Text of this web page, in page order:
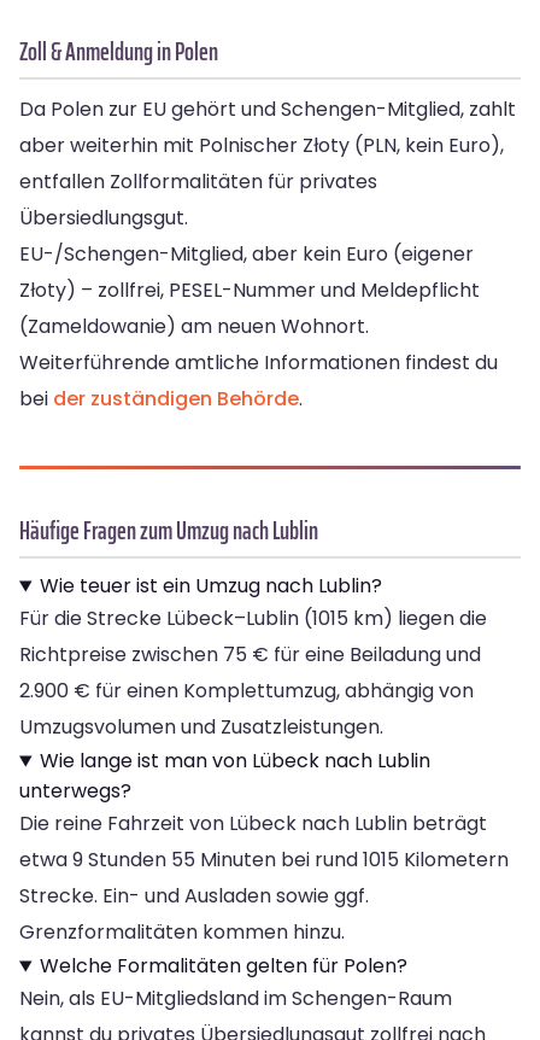
Zoll & Anmeldung in Polen
Da Polen zur EU gehört und Schengen-Mitglied, zahlt
aber weiterhin mit Polnischer Złoty (PLN, kein Euro),
entfallen Zollformalitäten für privates
Übersiedlungsgut.
EU-/Schengen-Mitglied, aber kein Euro (eigener
Złoty) – zollfrei, PESEL-Nummer und Meldepflicht
(Zameldowanie) am neuen Wohnort.
Weiterführende amtliche Informationen findest du
bei der zuständigen Behörde.
Häufige Fragen zum Umzug nach Lublin
Wie teuer ist ein Umzug nach Lublin?
Für die Strecke Lübeck–Lublin (1015 km) liegen die
Richtpreise zwischen 75 € für eine Beiladung und
2.900 € für einen Komplettumzug, abhängig von
Umzugsvolumen und Zusatzleistungen.
Wie lange ist man von Lübeck nach Lublin
unterwegs?
Die reine Fahrzeit von Lübeck nach Lublin beträgt
etwa 9 Stunden 55 Minuten bei rund 1015 Kilometern
Strecke. Ein- und Ausladen sowie ggf.
Grenzformalitäten kommen hinzu.
Welche Formalitäten gelten für Polen?
Nein, als EU-Mitgliedsland im Schengen-Raum